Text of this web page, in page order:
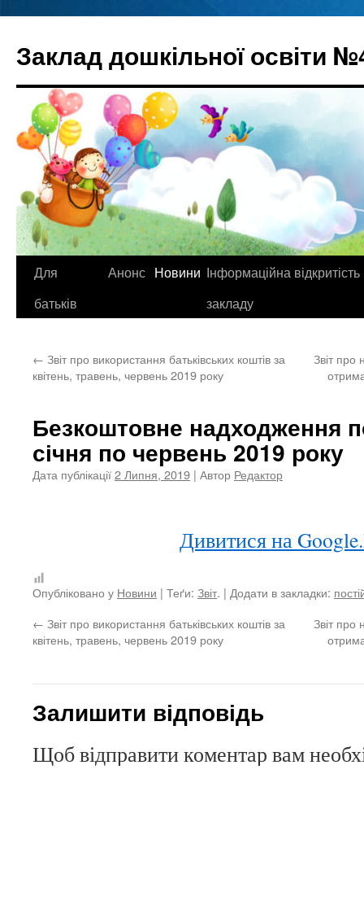
вмісту
Заклад дошкільної освіти
Для
батьків
Анонс Новини Інформаційна відкритість
закладу
← Звіт про використання батьківських коштів за
квітень, травень, червень 2019 року
Звіт про
Безкоштовне надходження
січня по червень 2019 року
Дата публікації2 Липня, 2019 | Автор Редактор
Дивитися на
Опубліковано у Новини | Теґи: Звіт. | Додати в закладки:
← Звіт про використання батьківських коштів за
квітень, травень, червень 2019 року
Звіт про
Залишити відповідь
Щоб відправити коментар вам